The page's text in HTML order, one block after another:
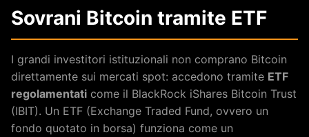
Sovrani Bitcoin tramite ETF
I grandi investitori istituzionali non comprano Bitcoin
direttamente sui mercati spot: accedono tramite ETF
regolamentati come il BlackRock iShares Bitcoin Trust
(IBIT). Un ETF (Exchange Traded Fund, ovvero un
fondo quotato in borsa) funziona come un